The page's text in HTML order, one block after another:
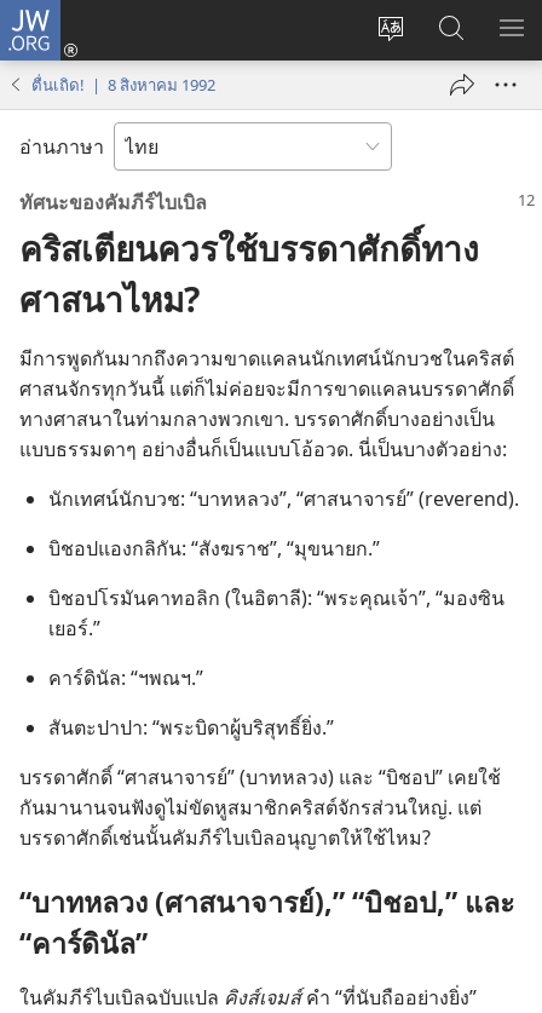
JW.ORG
เปลี่ยน
เข้า
(เปิด
ใหม่)
ค้นหา
ใน
JW.ORG
แส
ตื่นเถิด! | 8 สิงหาคม 1992
อ่านภาษา
ทัศนะ​ของ​คัมภีร์​ไบเบิล
คริสเตียนควรใช้บรรดาศักดิ์ทาง
ศาสนาไหม?
มี​การ​พูด​กัน​มาก​ถึง​ความ​ขาดแคลน​นักเทศน์​นักบวช​ใน​คริสต์
ศาสนจักร​ทุก​วัน​นี้ แต่​ก็​ไม่​ค่อย​จะ​มี​การ​ขาดแคลน​บรรดาศักดิ์​
ทาง​ศาสนา​ใน​ท่ามกลาง​พวก​เขา. บรรดาศักดิ์​บาง​อย่าง​เป็น​
แบบ​ธรรมดาๆ อย่าง​อื่น​ก็​เป็น​แบบ​โอ้อวด. นี่​เป็น​บาง​ตัวอย่าง:
นักเทศน์​นักบวช: “บาทหลวง”, “ศาสนาจารย์” (reverend).
บิชอป​แองกลิกัน: “สังฆราช”, “มุขนายก.”
บิชอป​โรมัน​คาทอลิก (ใน​อิตาลี): “พระ​คุณ​เจ้า”, “มองซิน
เยอร์.”
คาร์ดินัล: “ฯพณฯ.”
สันตะปาปา: “พระ​บิดา​ผู้​บริสุทธิ์​ยิ่ง.”
บรรดาศักดิ์ “ศาสนาจารย์” (บาทหลวง) และ “บิชอป” เคย​ใช้​
กัน​มา​นาน​จน​ฟัง​ดู​ไม่​ขัด​หู​สมาชิก​คริสต์จักร​ส่วน​ใหญ่. แต่​
บรรดา​ศักดิ์​เช่น​นั้น​คัมภีร์​ไบเบิล​อนุญาต​ให้​ใช้​ไหม?
“บาทหลวง (ศาสนาจารย์),” “บิชอป,” และ
“คาร์ดินัล”
ใน​คัมภีร์​ไบเบิล​ฉบับ​แปล คิงส์เจมส์คำ “ที่​นับถือ​อย่าง​ยิ่ง”